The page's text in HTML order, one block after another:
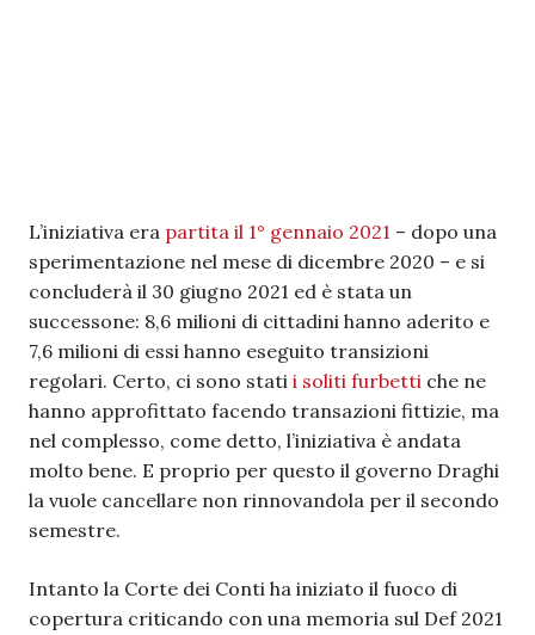
L’iniziativa era partita il 1° gennaio 2021 – dopo una
sperimentazione nel mese di dicembre 2020 – e si
concluderà il 30 giugno 2021 ed è stata un
successone: 8,6 milioni di cittadini hanno aderito e
7,6 milioni di essi hanno eseguito transizioni
regolari. Certo, ci sono stati i soliti furbetti che ne
hanno approfittato facendo transazioni fittizie, ma
nel complesso, come detto, l’iniziativa è andata
molto bene. E proprio per questo il governo Draghi
la vuole cancellare non rinnovandola per il secondo
semestre.
Intanto la Corte dei Conti ha iniziato il fuoco di
copertura criticando con una memoria sul Def 2021